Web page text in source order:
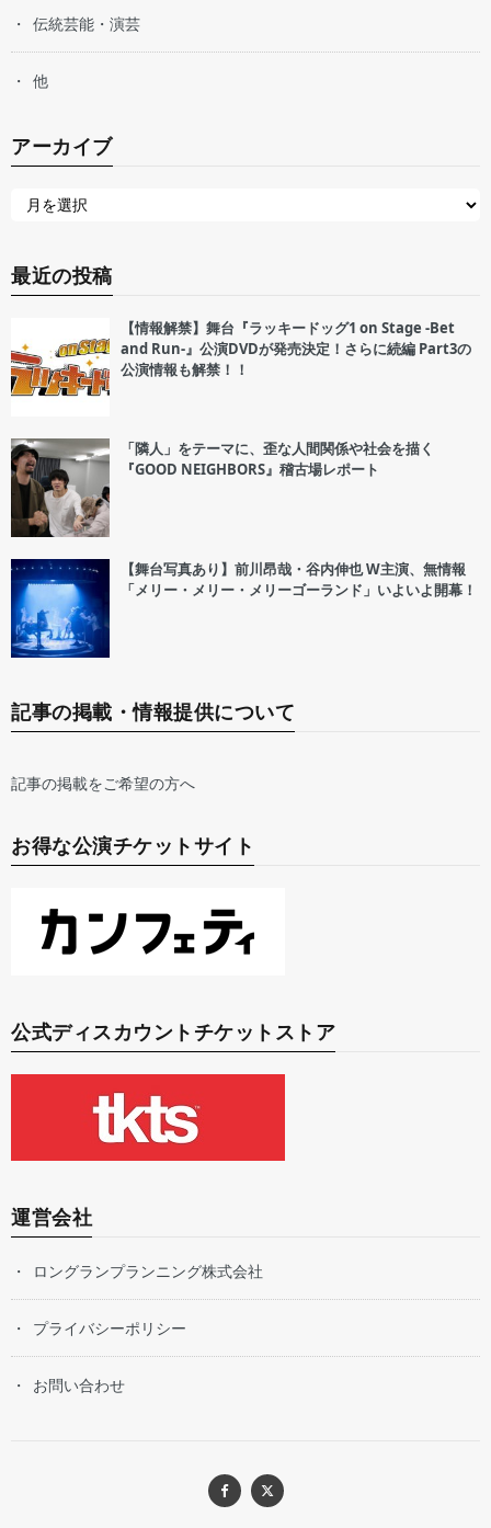
伝統芸能・演芸
他
アーカイブ
最近の投稿
【情報解禁】舞台『ラッキードッグ1 on Stage -Bet
and Run-』公演DVDが発売決定！さらに続編 Part3の
公演情報も解禁！！
「隣人」をテーマに、歪な人間関係や社会を描く
『GOOD NEIGHBORS』稽古場レポート
【舞台写真あり】前川昂哉・谷内伸也 W主演、無情報
「メリー・メリー・メリーゴーランド」いよいよ開幕！
記事の掲載・情報提供について
記事の掲載をご希望の方へ
お得な公演チケットサイト
公式ディスカウントチケットストア
運営会社
ロングランプランニング株式会社
プライバシーポリシー
お問い合わせ